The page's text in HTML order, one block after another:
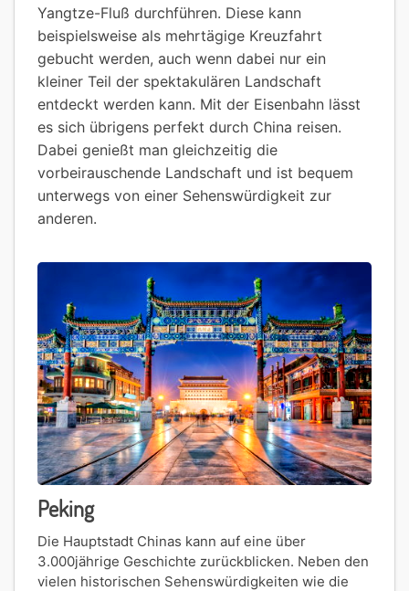
Yangtze-Fluß durchführen. Diese kann
beispielsweise als mehrtägige Kreuzfahrt
gebucht werden, auch wenn dabei nur ein
kleiner Teil der spektakulären Landschaft
entdeckt werden kann. Mit der Eisenbahn lässt
es sich übrigens perfekt durch China reisen.
Dabei genießt man gleichzeitig die
vorbeirauschende Landschaft und ist bequem
unterwegs von einer Sehenswürdigkeit zur
anderen.
Peking
Die Hauptstadt Chinas kann auf eine über
3.000jährige Geschichte zurückblicken. Neben den
vielen historischen Sehenswürdigkeiten wie die